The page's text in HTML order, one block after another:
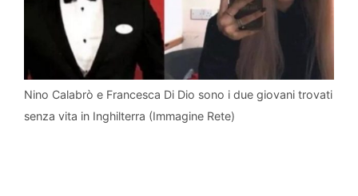
Nino Calabrò e Francesca Di Dio sono i due giovani trovati
senza vita in Inghilterra (Immagine Rete)